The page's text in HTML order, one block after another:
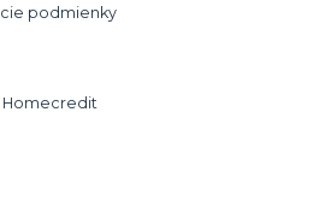
podmienky
Homecredit